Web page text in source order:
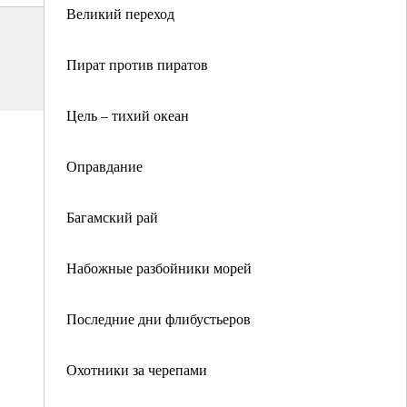
Великий переход
Пират против пиратов
Цель – тихий океан
Оправдание
Багамский рай
Набожные разбойники морей
Последние дни флибустьеров
Охотники за черепами